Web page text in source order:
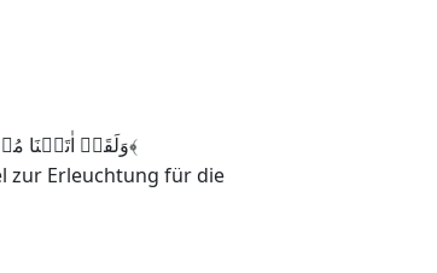
وَلَقَدۡ اٰتَیۡنَا مُوۡسَی الۡکِتٰبَ مِنۡۢ بَعۡدِ مَاۤ اَہۡلَکۡنَا الۡقُرُوۡنَ الۡاُوۡلٰی بَصَآئِرَ لِلنَّاسِ وَہُدًی وَّرَحۡمَۃً لَّعَلَّہُمۡ یَتَذَکَّرُوۡنَ ﴿۴۴﴾
zur Erleuchtung für die